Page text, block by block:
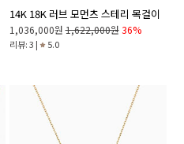
14K 18K 러브 모먼츠 스테리 목걸이
1,036,000원 1,622,000원 36%
리뷰: 3 | 5.0